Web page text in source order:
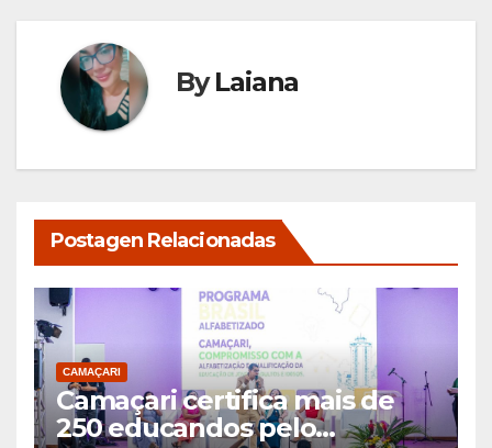
ByLaiana
Postagen Relacionadas
CAMAÇARI
Camaçari certifica mais de
250 educandos pelo